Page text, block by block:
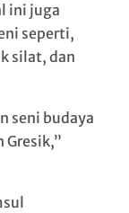
ini juga
seperti,
silat, dan
seni budaya
Gresik,”